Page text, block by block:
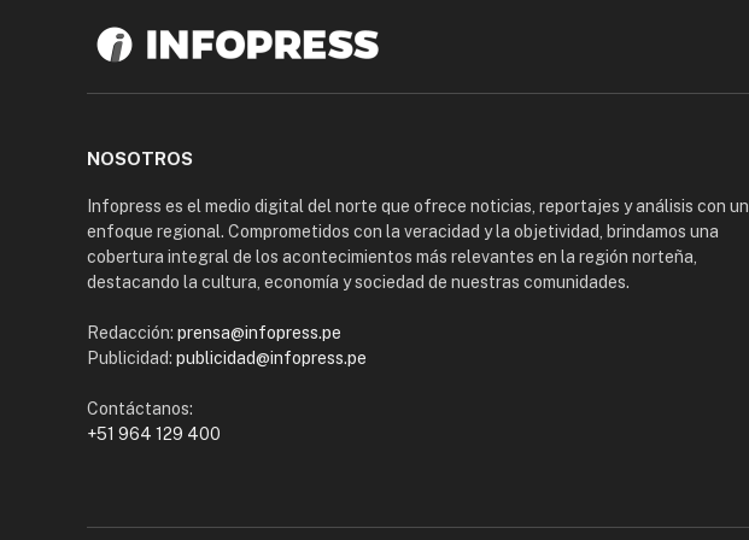
NOSOTROS
Infopress es el medio digital del norte que ofrece noticias, reportajes y análisis con un
enfoque regional. Comprometidos con la veracidad y la objetividad, brindamos una
cobertura integral de los acontecimientos más relevantes en la región norteña,
destacando la cultura, economía y sociedad de nuestras comunidades.
Redacción: prensa@infopress.pe
Publicidad: publicidad@infopress.pe
Contáctanos:
+51 964 129 400